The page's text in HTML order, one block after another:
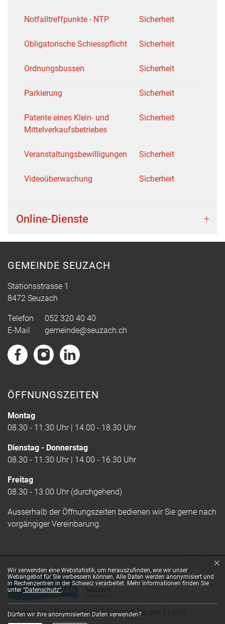
Notfalltreffpunkte - NTP Sicherheit
Obligatorische Schiesspflicht Sicherheit
Ordnungsbussen Sicherheit
Parkierung Sicherheit
Patente eines Klein- und
Mittelverkaufsbetriebes
Sicherheit
Veranstaltungsbewilligungen Sicherheit
Videoüberwachung Sicherheit
Online-Dienste
GEMEINDE SEUZACH
Stationsstrasse 1
8472 Seuzach
Telefon
052 320 40 40
E-Mail
gemeinde@seuzach.ch
ÖFFNUNGSZEITEN
Montag
08.30 - 11.30 Uhr | 14.00 - 18.30 Uhr
Dienstag - Donnerstag
08.30 - 11.30 Uhr | 14.00 - 16.30 Uhr
Freitag
08.30 - 13.00 Uhr (durchgehend)
Ausserhalb der Öffnungszeiten bedienen wir Sie gerne nach
vorgängiger Vereinbarung.
Toolbar
Impressum Datenschutz Sitemap Index
Links
Webstatistik
Wir verwenden eine Webstatistik, um herauszufinden, wie wir unser
Webangebot für Sie verbessern können. Alle Daten werden anonymisiert und
in Rechenzentren in der Schweiz verarbeitet. Mehr Informationen finden Sie
unter“Datenschutz“.
Dürfen wir Ihre anonymisierten Daten verwenden?
×